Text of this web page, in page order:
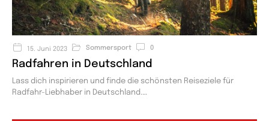
15. Juni 2023 Sommersport 0
Radfahren in Deutschland​
Lass dich inspirieren und finde die schönsten Reiseziele für
Radfahr-Liebhaber in Deutschland.